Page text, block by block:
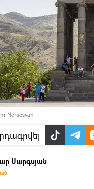
Nersesyan
Սարգսյան